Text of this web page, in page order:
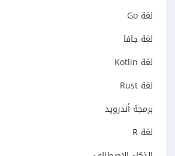
لغة Go
لغة جافا
لغة Kotlin
لغة Rust
برمجة أندرويد
لغة R